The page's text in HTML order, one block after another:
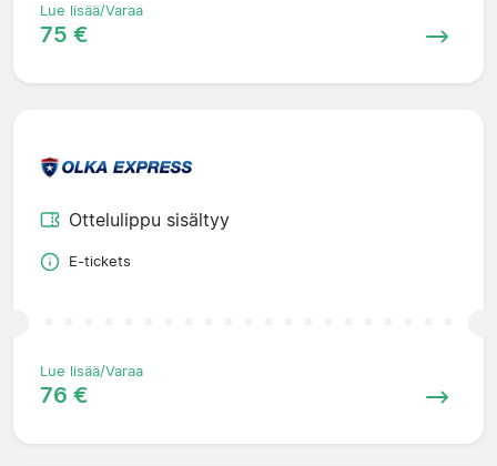
Lue lisää/Varaa
75 €
Ottelulippu sisältyy
E-tickets
Lue lisää/Varaa
76 €